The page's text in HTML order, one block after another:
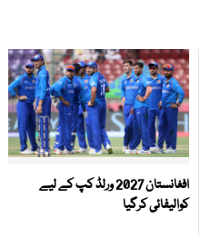
افغانستان 2027 ورلڈ کپ کے لیے
کوالیفائی کرگیا